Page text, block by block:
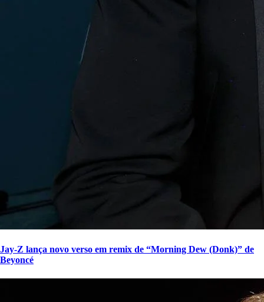
Jay-Z lança novo verso em remix de “Morning Dew (Donk)” de
Beyoncé